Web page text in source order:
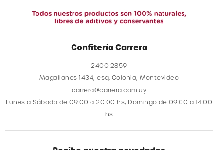
Confitería Carrera
2400 2859
Magallanes 1434, esq. Colonia, Montevideo
carrera@carrera.com.uy
Lunes a Sábado de 09:00 a 20:00 hs, Domingo de 09:00 a 14:00
hs